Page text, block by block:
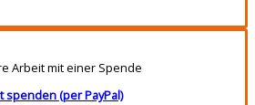
Arbeit mit einer Spende
spenden (per PayPal)